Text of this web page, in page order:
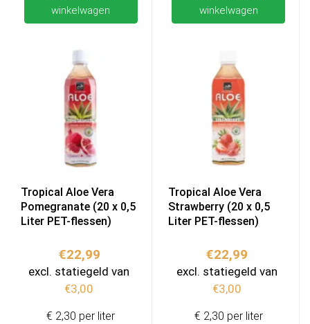
winkelwagen
winkelwagen
Tropical Aloe Vera
Pomegranate (20 x 0,5
Liter PET-flessen)
€22,99
excl. statiegeld van
€3,00
€ 2,30 per liter
Tropical Aloe Vera
Strawberry (20 x 0,5
Liter PET-flessen)
€22,99
excl. statiegeld van
€3,00
€ 2,30 per liter